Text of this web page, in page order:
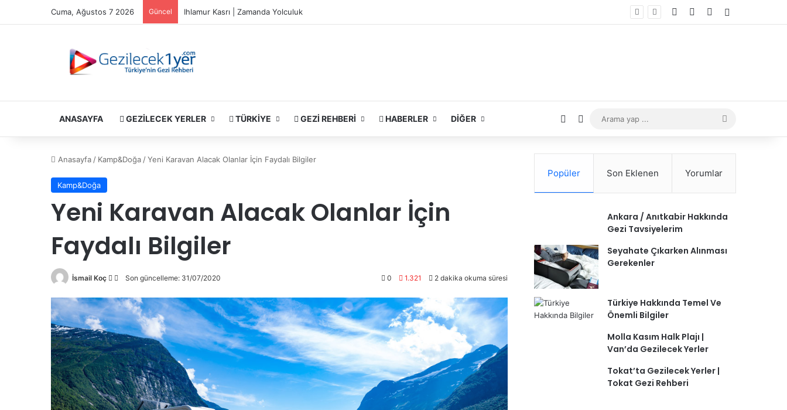
Cuma, Ağustos 7 2026 Güncel Ihlamur Kasrı | Zamanda Yolculuk
ANASAYFA GEZILECEK YERLER TÜRKIYE GEZI REHBERI HABERLER DIĞER
Anasayfa / Kamp&Doğa /Yeni Karavan Alacak Olanlar İçin Faydalı Bilgiler
Kamp&Doğa
Yeni Karavan Alacak Olanlar İçin
Faydalı Bilgiler
İsmail Koç Son güncelleme: 31/07/2020 0 1.321 2 dakika okuma süresi
Popüler Son Eklenen Yorumlar
Ankara / Anıtkabir Hakkında
Gezi Tavsiyelerim
Seyahate Çıkarken Alınması
Gerekenler
Türkiye Hakkında Temel Ve
Önemli Bilgiler
Molla Kasım Halk Plajı |
Van’da Gezilecek Yerler
Tokat’ta Gezilecek Yerler |
Tokat Gezi Rehberi